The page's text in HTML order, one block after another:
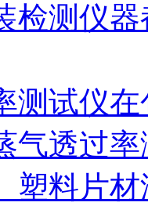
检测仪
测试仪
气透过
塑料片